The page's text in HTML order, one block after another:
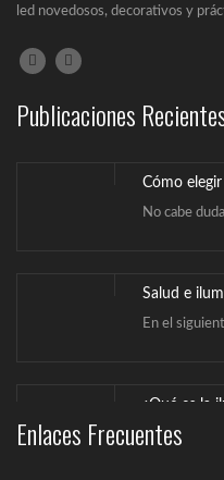
led novedosos, decorativos y
Publicaciones
Cómo
No cabe
Salud e
En el
¿Qué es la
Un LED
Enlaces Frecuentes